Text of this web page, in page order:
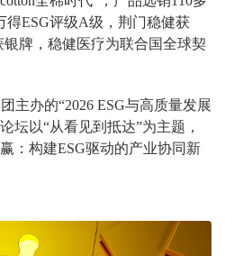
得ESG评级A级，荆门稳健获
银牌，稳健医疗为联合国全球契
主办的“2026 ESG与高质量发展
坛以“从看见到抵达”为主题，
：构建ESG驱动的产业协同新